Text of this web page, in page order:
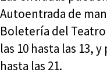
Autoentrada de
Boletería del
las 10 hasta las 13,
hasta las 21.